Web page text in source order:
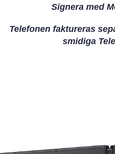
Signera med
Telefonen faktureras
smidiga